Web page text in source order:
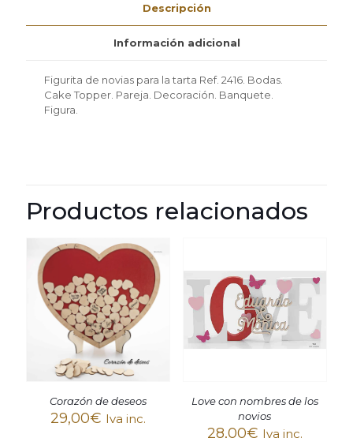
Descripción
Información adicional
Figurita de novias para la tarta Ref. 2416. Bodas.
Cake Topper. Pareja. Decoración. Banquete.
Figura.
Productos relacionados
Corazón de deseos
29,00€ Iva inc.
Love con nombres de los
novios
28,00€ Iva inc.